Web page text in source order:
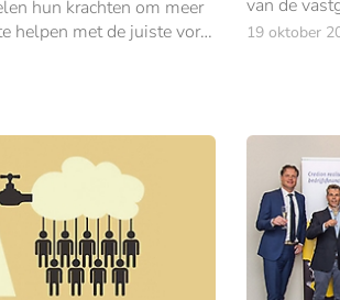
hun krachten om meer
helpen met de juiste vorm
van de
krijgen. Dat
19 oktober